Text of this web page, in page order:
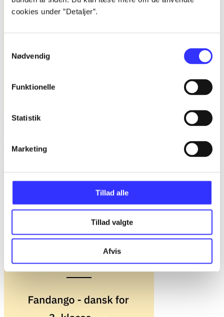
cookies under ”Detaljer”.
Nødvendig
Funktionelle
Statistik
Marketing
Tillad alle
Tillad valgte
Afvis
Fandango - dansk for 3. klasse : grundbog -- Arbejdsbog.
Trine May